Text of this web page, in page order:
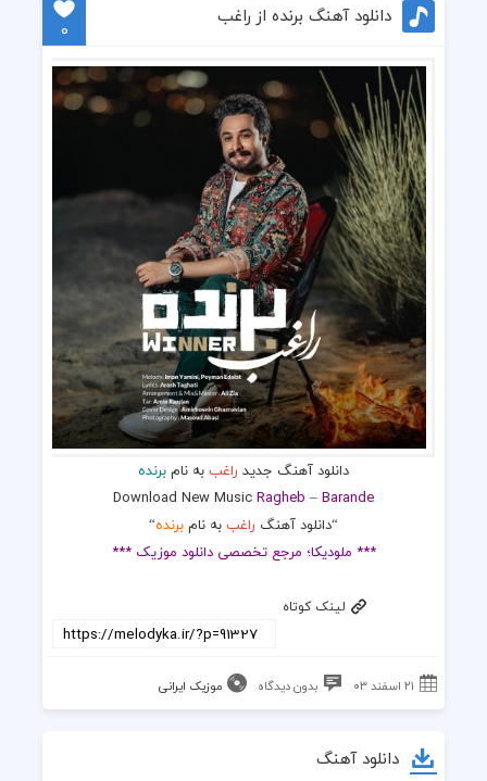
دانلود آهنگ برنده از راغب
0
دانلود آهنگ جدید راغب به نامبرنده
Download New MusicRagheb –Barande
“دانلود آهنگ راغب به نامبرنده“
*** ملودیکا؛ مرجع تخصصی دانلود موزیک ***
لینک کوتاه
۲۱ اسفند ۰۳ بدون دیدگاه موزیک ایرانی
دانلود آهنگ